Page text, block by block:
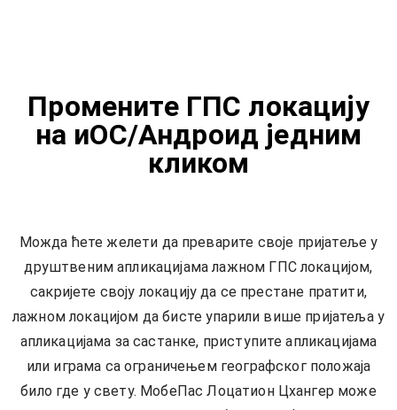
Промените ГПС локацију
на иОС/Андроид једним
кликом
Можда ћете желети да преварите своје пријатеље у
друштвеним апликацијама лажном ГПС локацијом,
сакријете своју локацију да се престане пратити,
лажном локацијом да бисте упарили више пријатеља у
апликацијама за састанке, приступите апликацијама
или играма са ограничењем географског положаја
било где у свету. МобеПас Лоцатион Цхангер може